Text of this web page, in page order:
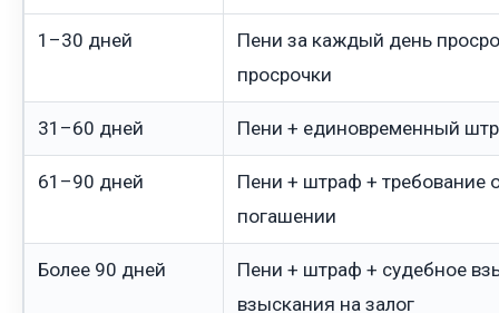
1–30 дней
Пени за каждый день
просрочки
31–60 дней Пени + единовременный
61–90 дней
Пени + штраф + требование
погашении
Более 90 дней
Пени + штраф + судебное
взыскания на залог